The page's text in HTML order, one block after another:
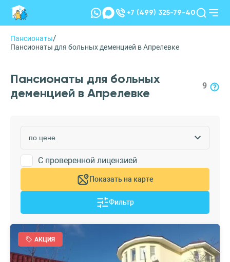
+7 (499) 325-79-40
Пансионаты/
Пансионаты для больных деменцией в Апрелевке
Пансионаты для больных
деменцией в Апрелевке
9
С проверенной лицензией
Показать на карте
Фильтр
АКЦИЯ